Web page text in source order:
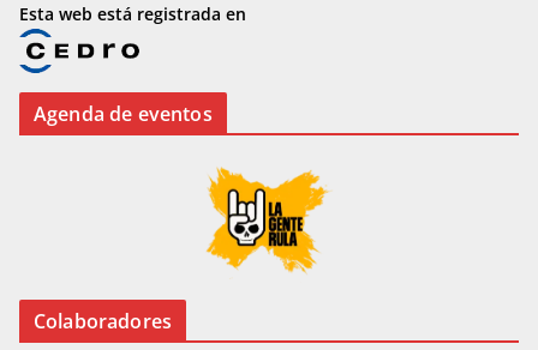
Esta web está registrada en
Agenda de eventos
Colaboradores